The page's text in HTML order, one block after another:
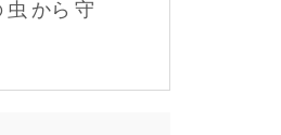
虫 から 守